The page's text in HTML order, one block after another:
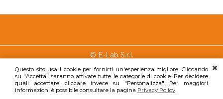
Questo sito usa i cookie per fornirti un'esperienza migliore. Cliccando
su "Accetta" saranno attivate tutte le categorie di cookie. Per decidere
quali accettare, cliccare invece su "Personalizza". Per maggiori
informazioni è possibile consultare la pagina Privacy Policy.
Chi siamo
Dove
Condizioni
Condizioni di
vendita
S.R.L.
Via
Brahms,
© E-Lab S.r.l.